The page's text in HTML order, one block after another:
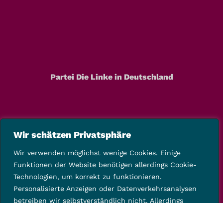
Wir schätzen Privatsphäre
Wir verwenden möglichst wenige Cookies. Einige
Funktionen der Website benötigen allerdings Cookie-
Technologien, um korrekt zu funktionieren.
Personalisierte Anzeigen oder Datenverkehrsanalysen
betreiben wir selbstverständlich nicht. Allerdings
Partei Die Linke in Deutschland